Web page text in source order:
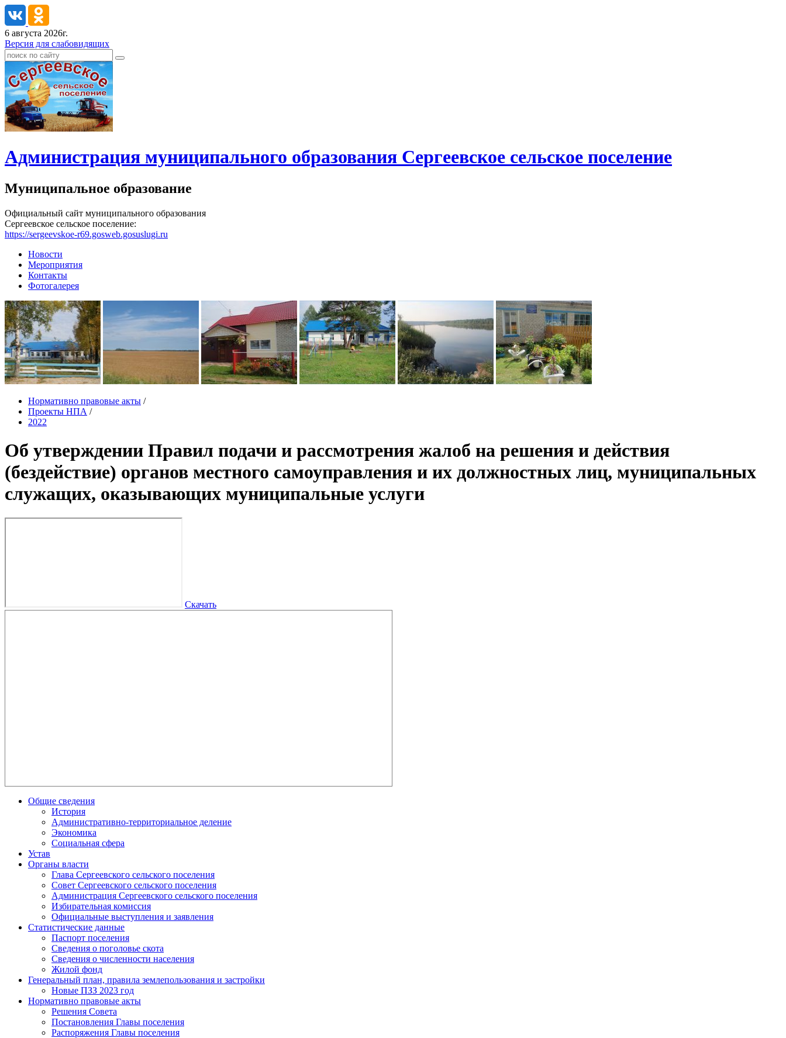
6 августа 2026г.
Версия для слабовидящих
Администрация муниципального образования Сергеевское сельское поселение
Муниципальное образование
Официальный сайт муниципального образования
Сергеевское сельское поселение:
https://sergeevskoe-r69.gosweb.gosuslugi.ru
Новости
Мероприятия
Контакты
Фотогалерея
Нормативно правовые акты /
Проекты НПА /
2022
Об утверждении Правил подачи и рассмотрения жалоб на решения и действия
(бездействие) органов местного самоуправления и их должностных лиц, муниципальных
служащих, оказывающих муниципальные услуги
Скачать
Общие сведения
История
Административно-территориальное деление
Экономика
Социальная сфера
Устав
Органы власти
Глава Сергеевского сельского поселения
Совет Сергеевского сельского поселения
Администрация Сергеевского сельского поселения
Избирательная комиссия
Официальные выступления и заявления
Статистические данные
Паспорт поселения
Сведения о поголовье скота
Сведения о численности населения
Жилой фонд
Генеральный план, правила землепользования и застройки
Новые ПЗЗ 2023 год
Нормативно правовые акты
Решения Совета
Постановления Главы поселения
Распоряжения Главы поселения